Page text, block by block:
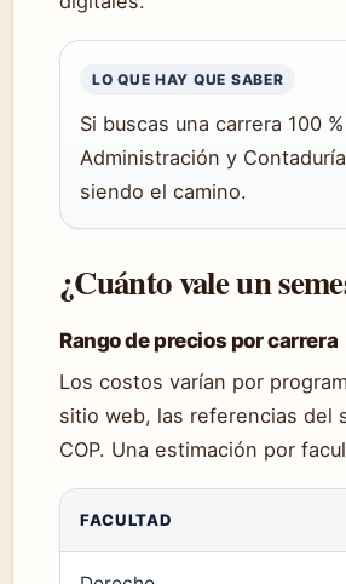
LO QUE HAY QUE SABER
Si buscas una carrera 100
Administración y
siendo el camino.
¿Cuánto vale un
Rango de precios por carrera
Los costos varían por
sitio web, las referencias del
COP. Una estimación por
FACULTAD